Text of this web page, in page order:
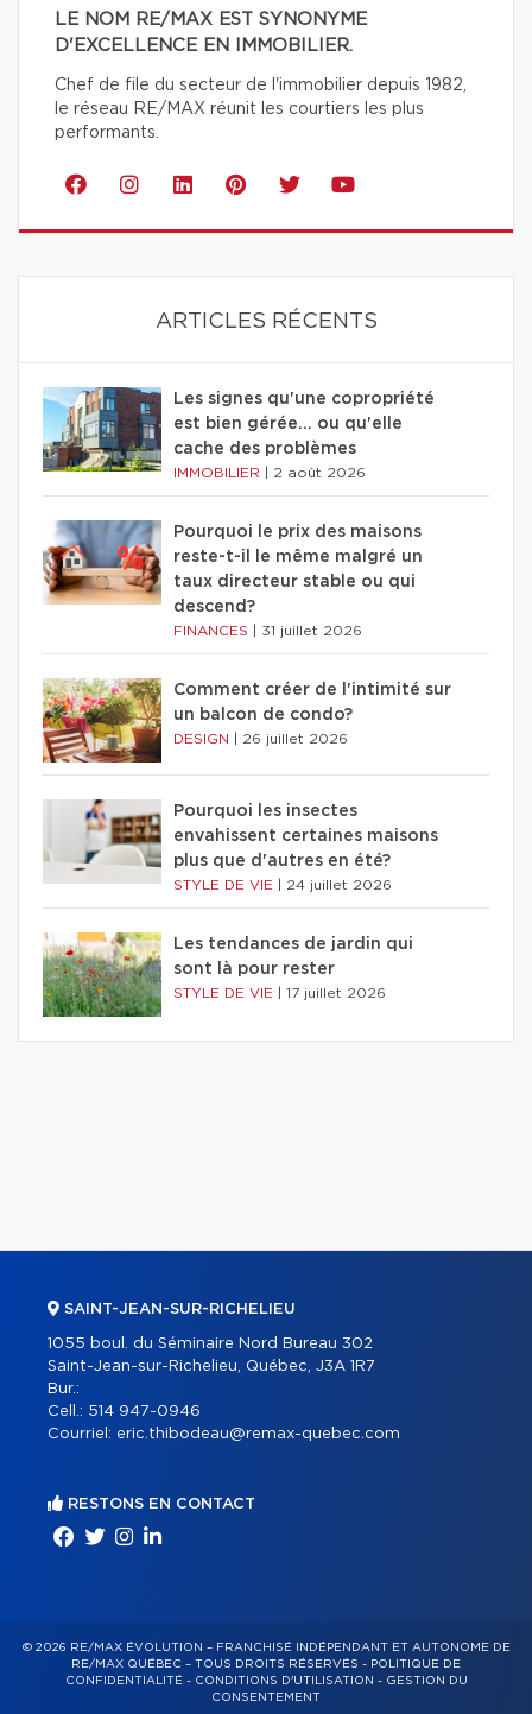
LE NOM RE/MAX EST SYNONYME
D'EXCELLENCE EN IMMOBILIER.
Chef de file du secteur de l'immobilier depuis 1982,
le réseau RE/MAX réunit les courtiers les plus
performants.
ARTICLES RÉCENTS
Les signes qu'une copropriété
est bien gérée… ou qu'elle
cache des problèmes
IMMOBILIER 2 août 2026
Pourquoi le prix des maisons
reste-t-il le même malgré un
taux directeur stable ou qui
descend?
FINANCES 31 juillet 2026
Comment créer de l'intimité sur
un balcon de condo?
DESIGN 26 juillet 2026
Pourquoi les insectes
envahissent certaines maisons
plus que d'autres en été?
STYLE DE VIE 24 juillet 2026
Les tendances de jardin qui
sont là pour rester
STYLE DE VIE 17 juillet 2026
SAINT-JEAN-SUR-RICHELIEU
1055 boul. du Séminaire Nord Bureau 302
Saint-Jean-sur-Richelieu, Québec, J3A 1R7
Bur.:
Cell.: 514 947-0946
Courriel: eric.thibodeau@remax-quebec.com
RESTONS EN CONTACT
© 2026 RE/MAX ÉVOLUTION – FRANCHISÉ INDÉPENDANT ET AUTONOME DE
RE/MAX QUÉBEC – TOUS DROITS RÉSERVÉS - POLITIQUE DE
CONFIDENTIALITÉ- CONDITIONS D'UTILISATION - GESTION DU
CONSENTEMENT